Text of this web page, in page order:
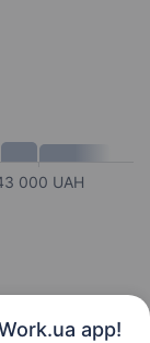
app!
000 UAH